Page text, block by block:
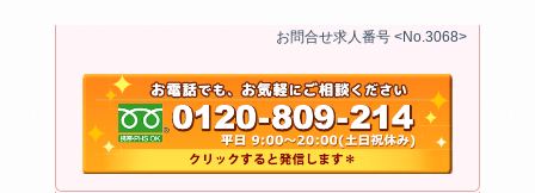
お問合せ求人番号 <No.3068>